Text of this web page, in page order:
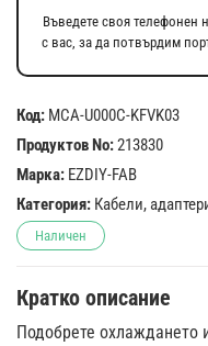
Код: MCA-U000C-KFVK03
Продуктов No:213830
Марка: EZDIY-FAB
Категория: Кабели,
Наличен
Кратко описание
Подобрете охлаждането
Въведете своя телефонен
с вас, за да потвърдим